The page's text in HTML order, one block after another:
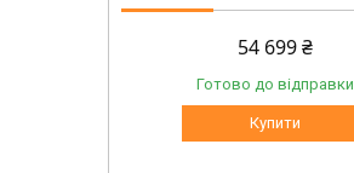
54 699 ₴
Готово до відправки
Купити